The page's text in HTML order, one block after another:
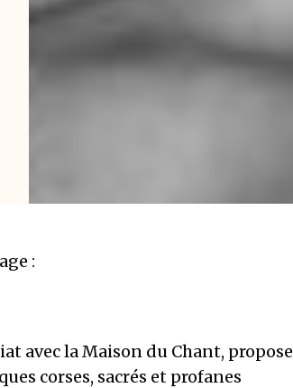
:
avec la Maison du Chant, propose
corses, sacrés et profanes